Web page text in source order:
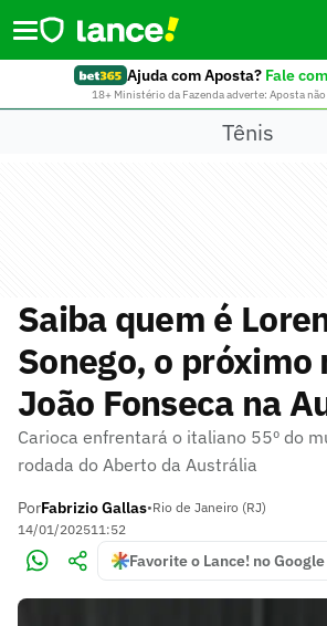
Ajuda com Aposta? Fale
18+ Ministério da Fazenda adverte: Aposta
Tênis
Saiba quem é
Sonego, o próximo
João Fonseca na
Carioca enfrentará o italiano 55º do
rodada do Aberto da Austrália
PorFabrizio Gallas•Rio de Janeiro (RJ)
14/01/202511:52
Favorite o Lance! no Google